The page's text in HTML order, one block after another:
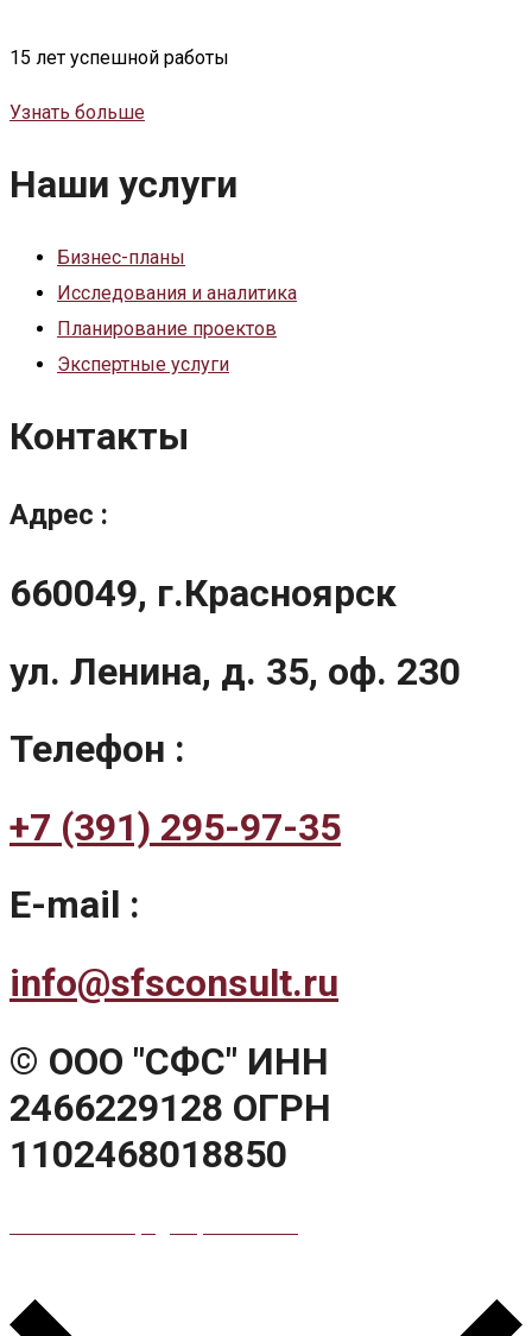
15 лет успешной работы
Узнать больше
Наши услуги
Бизнес-планы
Исследования и аналитика
Планирование проектов
Экспертные услуги
Контакты
Адрес :
660049, г.Красноярск
ул. Ленина, д. 35, оф. 230
Телефон :
+7 (391) 295-97-35
E-mail :
info@sfsconsult.ru
© ООО "СФС" ИНН
2466229128 ОГРН
1102468018850